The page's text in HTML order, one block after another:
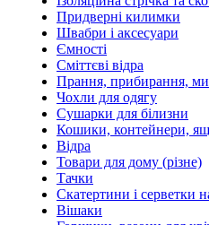
Придверні килимки
Швабри і аксесуари
Ємності
Сміттєві відра
Прання, прибирання,
Чохли для одягу
Сушарки для білизни
Кошики, контейнери,
Відра
Товари для дому (різне)
Тачки
Скатертини і серветки
Вішаки